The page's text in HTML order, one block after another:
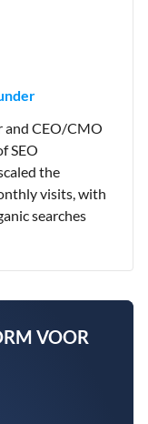
and CEO/CMO
SEO
the
visits, with
searches
VOOR